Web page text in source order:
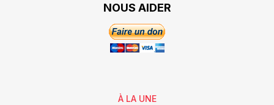
NOUS AIDER
À LA UNE